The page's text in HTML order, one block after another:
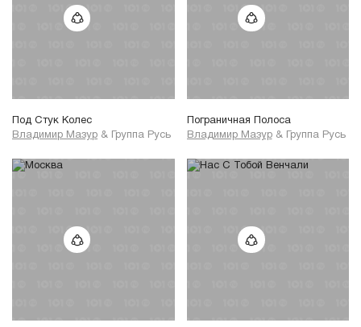
Под Стук Колес
Владимир Мазур & Группа Русь
Пограничная Полоса
Владимир Мазур & Группа Русь